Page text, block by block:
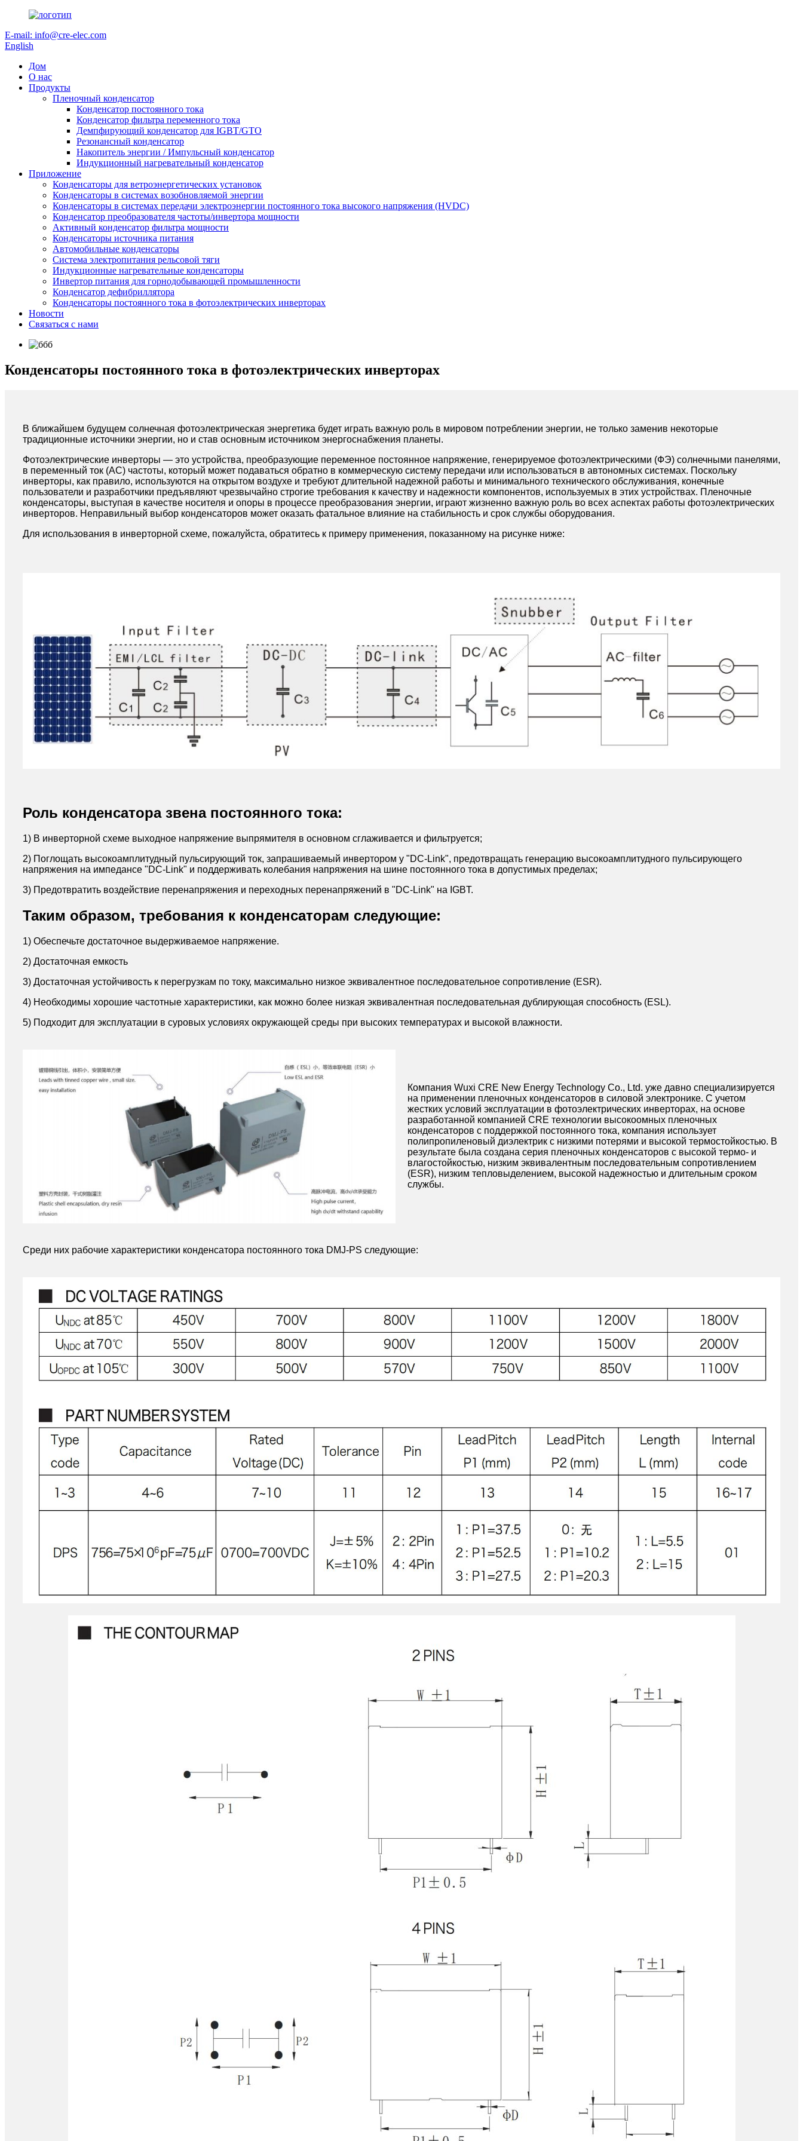
E-mail: info@cre-elec.com
English
Дом
О нас
Продукты
Пленочный конденсатор
Конденсатор постоянного тока
Конденсатор фильтра переменного тока
Демпфирующий конденсатор для IGBT/GTO
Резонансный конденсатор
Накопитель энергии / Импульсный конденсатор
Индукционный нагревательный конденсатор
Приложение
Конденсаторы для ветроэнергетических установок
Конденсаторы в системах возобновляемой энергии
Конденсаторы в системах передачи электроэнергии постоянного тока высокого напряжения (HVDC)
Конденсатор преобразователя частоты/инвертора мощности
Активный конденсатор фильтра мощности
Конденсаторы источника питания
Автомобильные конденсаторы
Система электропитания рельсовой тяги
Индукционные нагревательные конденсаторы
Инвертор питания для горнодобывающей промышленности
Конденсатор дефибриллятора
Конденсаторы постоянного тока в фотоэлектрических инверторах
Новости
Связаться с нами
Конденсаторы постоянного тока в фотоэлектрических инверторах
В ближайшем будущем солнечная фотоэлектрическая энергетика будет играть важную роль в мировом потреблении энергии, не только заменив некоторые
традиционные источники энергии, но и став основным источником энергоснабжения планеты.
Фотоэлектрические инверторы — это устройства, преобразующие переменное постоянное напряжение, генерируемое фотоэлектрическими (ФЭ) солнечными панелями,
в переменный ток (AC) частоты, который может подаваться обратно в коммерческую систему передачи или использоваться в автономных системах. Поскольку
инверторы, как правило, используются на открытом воздухе и требуют длительной надежной работы и минимального технического обслуживания, конечные
пользователи и разработчики предъявляют чрезвычайно строгие требования к качеству и надежности компонентов, используемых в этих устройствах. Пленочные
конденсаторы, выступая в качестве носителя и опоры в процессе преобразования энергии, играют жизненно важную роль во всех аспектах работы фотоэлектрических
инверторов. Неправильный выбор конденсаторов может оказать фатальное влияние на стабильность и срок службы оборудования.
Для использования в инверторной схеме, пожалуйста, обратитесь к примеру применения, показанному на рисунке ниже:
Роль конденсатора звена постоянного тока:
1) В инверторной схеме выходное напряжение выпрямителя в основном сглаживается и фильтруется;
2) Поглощать высокоамплитудный пульсирующий ток, запрашиваемый инвертором у "DC-Link", предотвращать генерацию высокоамплитудного пульсирующего
напряжения на импедансе "DC-Link" и поддерживать колебания напряжения на шине постоянного тока в допустимых пределах;
3) Предотвратить воздействие перенапряжения и переходных перенапряжений в "DC-Link" на IGBT.
Таким образом, требования к конденсаторам следующие:
1) Обеспечьте достаточное выдерживаемое напряжение.
2) Достаточная емкость
3) Достаточная устойчивость к перегрузкам по току, максимально низкое эквивалентное последовательное сопротивление (ESR).
4) Необходимы хорошие частотные характеристики, как можно более низкая эквивалентная последовательная дублирующая способность (ESL).
5) Подходит для эксплуатации в суровых условиях окружающей среды при высоких температурах и высокой влажности.
Компания Wuxi CRE New Energy Technology Co., Ltd. уже давно специализируется
на применении пленочных конденсаторов в силовой электронике. С учетом
жестких условий эксплуатации в фотоэлектрических инверторах, на основе
разработанной компанией CRE технологии высокоомных пленочных
конденсаторов с поддержкой постоянного тока, компания использует
полипропиленовый диэлектрик с низкими потерями и высокой термостойкостью. В
результате была создана серия пленочных конденсаторов с высокой термо- и
влагостойкостью, низким эквивалентным последовательным сопротивлением
(ESR), низким тепловыделением, высокой надежностью и длительным сроком
службы.
Среди них рабочие характеристики конденсатора постоянного тока DMJ-PS следующие: